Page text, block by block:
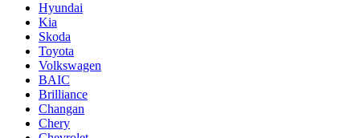
Hyundai
Kia
Skoda
Toyota
Volkswagen
BAIC
Brilliance
Changan
Chery